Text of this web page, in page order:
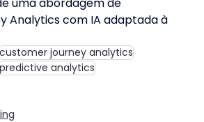
Analytics com IA adaptada à
customer journey analytics
predictive analytics